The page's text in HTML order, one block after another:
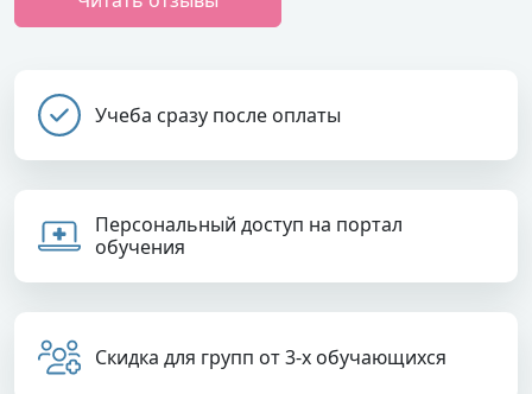
Учеба сразу после оплаты
Персональный доступ на портал
обучения
Скидка для групп от 3-х обучающихся